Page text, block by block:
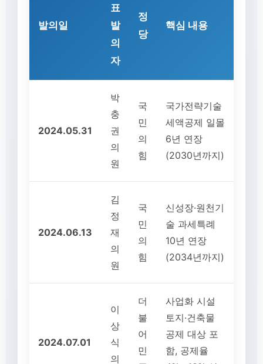
발의일
표
발
의
자
정
당
핵심 내용
2024.05.31
박
충
권
의
원
국
민
의
힘
국가전략기술
세액공제 일몰
6년 연장
(2030년까지)
2024.06.13
김
정
재
의
원
국
민
의
힘
신성장·원천기
술 과세특례
10년 연장
(2034년까지)
2024.07.01
이
상
식
의
더
불
어
민
사업화 시설
토지·건축물
공제 대상 포
함, 공제율